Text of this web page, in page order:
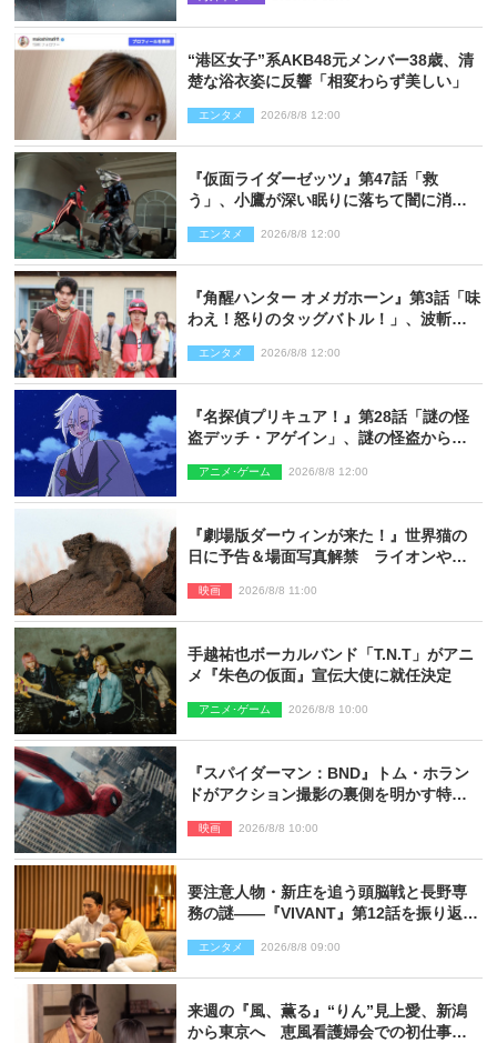
“港区女子”系AKB48元メンバー38歳、清
楚な浴衣姿に反響「相変わらず美しい」
エンタメ 2026/8/8 12:00
『仮面ライダーゼッツ』第47話「救
う」、小鷹が深い眠りに落ちて闇に消え
エンタメ 2026/8/8 12:00
『角醒ハンター オメガホーン』第3話「味
わえ！怒りのタッグバトル！」、波斬の
エンタメ 2026/8/8 12:00
『名探偵プリキュア！』第28話「謎の怪
盗デッチ・アゲイン」、謎の怪盗から不
アニメ･ゲーム 2026/8/8 12:00
『劇場版ダーウィンが来た！』世界猫の
日に予告＆場面写真解禁 ライオンやマ
映画 2026/8/8 11:00
手越祐也ボーカルバンド「T.N.T」がアニ
メ『朱色の仮面』宣伝大使に就任決定
アニメ･ゲーム 2026/8/8 10:00
『スパイダーマン：BND』トム・ホラン
ドがアクション撮影の裏側を明かす特別
映画 2026/8/8 10:00
要注意人物・新庄を追う頭脳戦と長野専
務の謎――『VIVANT』第12話を振り返
エンタメ 2026/8/8 09:00
来週の『風、薫る』“りん”見上愛、新潟
から東京へ 恵風看護婦会での初仕事に